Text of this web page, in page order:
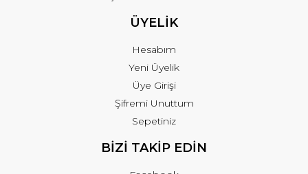
ÜYELİK
Hesabım
Yeni Üyelik
Üye Girişi
Şifremi Unuttum
Sepetiniz
BİZİ TAKİP EDİN